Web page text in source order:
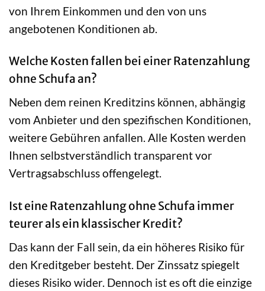
von Ihrem Einkommen und den von uns
angebotenen Konditionen ab.
Welche Kosten fallen bei einer Ratenzahlung
ohne Schufa an?
Neben dem reinen Kreditzins können, abhängig
vom Anbieter und den spezifischen Konditionen,
weitere Gebühren anfallen. Alle Kosten werden
Ihnen selbstverständlich transparent vor
Vertragsabschluss offengelegt.
Ist eine Ratenzahlung ohne Schufa immer
teurer als ein klassischer Kredit?
Das kann der Fall sein, da ein höheres Risiko für
den Kreditgeber besteht. Der Zinssatz spiegelt
dieses Risiko wider. Dennoch ist es oft die einzige